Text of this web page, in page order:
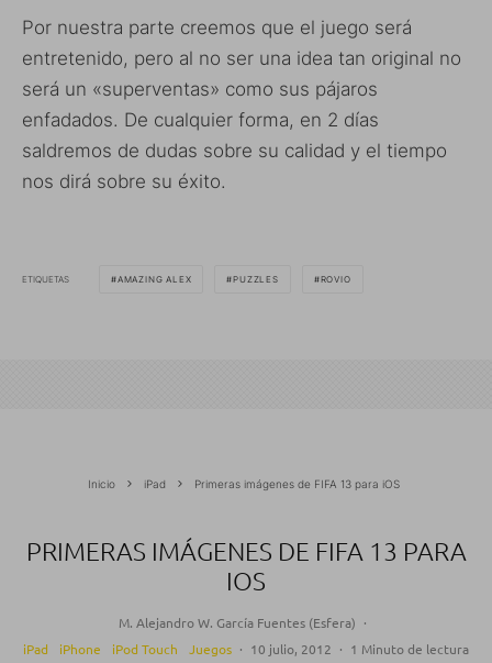
Por nuestra parte creemos que el juego será
entretenido, pero al no ser una idea tan original no
será un «superventas» como sus pájaros
enfadados. De cualquier forma, en 2 días
saldremos de dudas sobre su calidad y el tiempo
nos dirá sobre su éxito.
ETIQUETAS AMAZING ALEX PUZZLES ROVIO
Inicio iPad Primeras imágenes de FIFA 13 para iOS
PRIMERAS IMÁGENES DE FIFA 13 PARA
IOS
M. Alejandro W. García Fuentes (Esfera) ·
iPad
iPhone iPod Touch Juegos · 10 julio, 2012 · 1 Minuto de lectura